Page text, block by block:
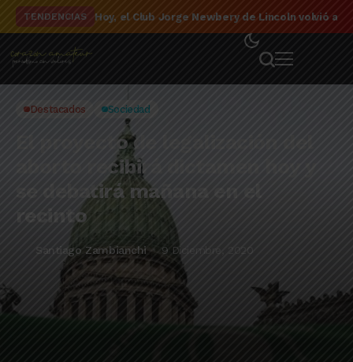
TENDENCIAS El detalle de la campaña de El Linqueño en el
Destacados Sociedad
El proyecto de legalización del
aborto recibirá dictamen hoy y
se debatirá mañana en el
recinto
Santiago Zambianchi 9 Diciembre, 2020